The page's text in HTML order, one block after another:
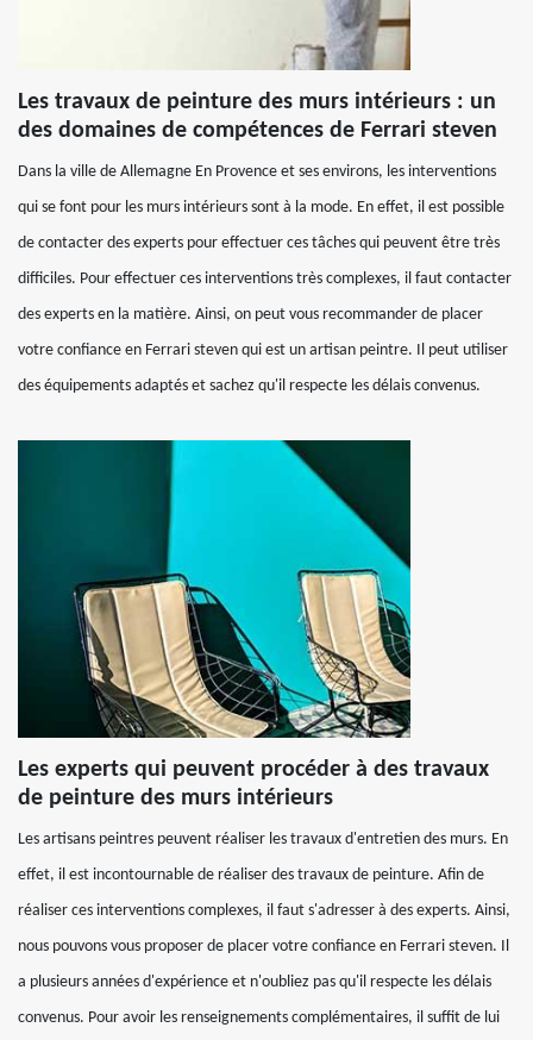
Les travaux de peinture des murs intérieurs : un
des domaines de compétences de Ferrari steven
Dans la ville de Allemagne En Provence et ses environs, les interventions
qui se font pour les murs intérieurs sont à la mode. En effet, il est possible
de contacter des experts pour effectuer ces tâches qui peuvent être très
difficiles. Pour effectuer ces interventions très complexes, il faut contacter
des experts en la matière. Ainsi, on peut vous recommander de placer
votre confiance en Ferrari steven qui est un artisan peintre. Il peut utiliser
des équipements adaptés et sachez qu'il respecte les délais convenus.
Les experts qui peuvent procéder à des travaux
de peinture des murs intérieurs
Les artisans peintres peuvent réaliser les travaux d'entretien des murs. En
effet, il est incontournable de réaliser des travaux de peinture. Afin de
réaliser ces interventions complexes, il faut s'adresser à des experts. Ainsi,
nous pouvons vous proposer de placer votre confiance en Ferrari steven. Il
a plusieurs années d'expérience et n'oubliez pas qu'il respecte les délais
convenus. Pour avoir les renseignements complémentaires, il suffit de lui